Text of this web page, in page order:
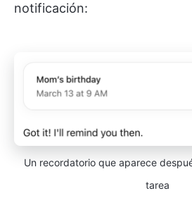
notificación:
Un recordatorio que aparece
tarea